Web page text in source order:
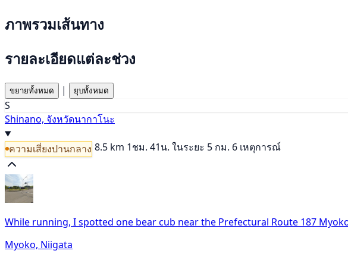
ภาพรวมเส้นทาง
รายละเอียดแต่ละช่วง
ขยายทั้งหมด | ยุบทั้งหมด
S
Shinano, จังหวัดนากาโนะ
ความเสี่ยงปานกลาง 8.5 km 1ชม. 41น. ในระยะ 5 กม. 6 เหตุการณ์
While running, I spotted one bear cub near the Prefectural Route 187
Myoko, Niigata